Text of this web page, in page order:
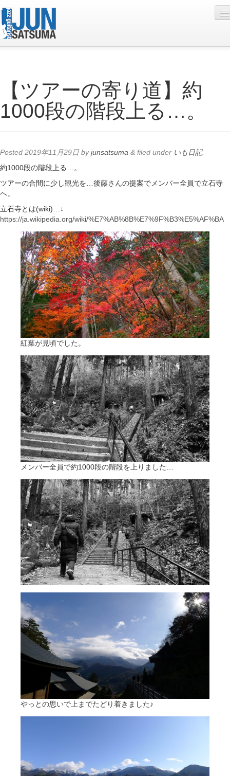
Live Schedule
Discography
Contact
YouTube
Online Lesson
【ツアーの寄り道】約
1000段の階段上る…。
Posted 2019年11月29日 byjunsatsuma & filed under いも日記.
約1000段の階段上る…。
ツアーの合間に少し観光を…後藤さんの提案でメンバー全員で立石寺
へ。
立石寺とは(wiki)…↓
https://ja.wikipedia.org/wiki/%E7%AB%8B%E7%9F%B3%E5%AF%BA
紅葉が見頃でした。
メンバー全員で約1000段の階段を上りました…
やっとの思いで上までたどり着きました♪